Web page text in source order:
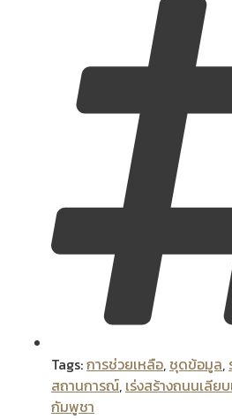
Tags:การช่วยเหลือ, ชุดข้อมูล,
สถานการณ์, เร่งสร้างถนนเลีย
กัมพูชา